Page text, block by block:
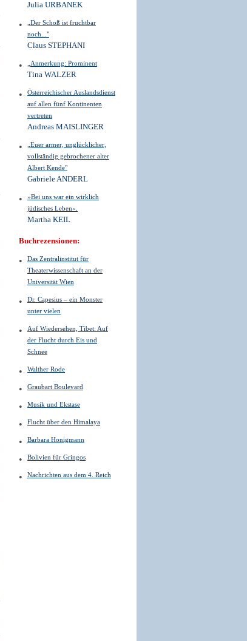
Julia URBANEK
„Der Schoß ist fruchtbar
noch..."
Claus STEPHANI
„Anmerkung: Prominent
Tina WALZER
Österreichischer Auslandsdienst
auf allen fünf Kontinenten
vertreten
Andreas MAISLINGER
„Euer armer, unglücklicher,
vollständig gebrochener alter
Albert Kende"
Gabriele ANDERL
»Bei uns war ein wirklich
jüdisches Leben«.
Martha KEIL
Buchrezensionen:
Das Zentralinstitut für
Theaterwissenschaft an der
Universität Wien
Dr. Capesius – ein Monster
unter vielen
Auf Wiedersehen, Tibet: Auf
der Flucht durch Eis und
Schnee
Walther Rode
Graubart Boulevard
Musik und Ekstase
Flucht über den Himalaya
Barbara Honigmann
Bolivien für Gringos
Nachrichten aus dem 4. Reich